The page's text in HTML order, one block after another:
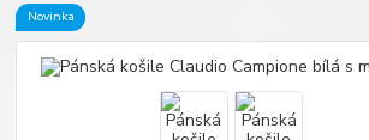
Novinka